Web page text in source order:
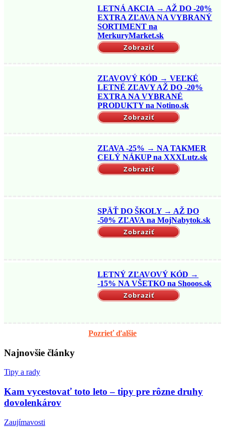
LETNÁ AKCIA → AŽ DO -20%
EXTRA ZĽAVA NA VYBRANÝ
SORTIMENT na
MerkuryMarket.sk
Zobraziť
ZĽAVOVÝ KÓD → VEĽKÉ
LETNÉ ZĽAVY AŽ DO -20%
EXTRA NA VYBRANÉ
PRODUKTY na Notino.sk
Zobraziť
ZĽAVA -25% → NA TAKMER
CELÝ NÁKUP na XXXLutz.sk
Zobraziť
SPÄŤ DO ŠKOLY → AŽ DO
-50% ZĽAVA na MojNabytok.sk
Zobraziť
LETNÝ ZĽAVOVÝ KÓD →
-15% NA VŠETKO na Shooos.sk
Zobraziť
Pozrieť ďalšie
Najnovšie články
Tipy a rady
Kam vycestovať toto leto – tipy pre rôzne druhy
dovolenkárov
Zaujímavosti